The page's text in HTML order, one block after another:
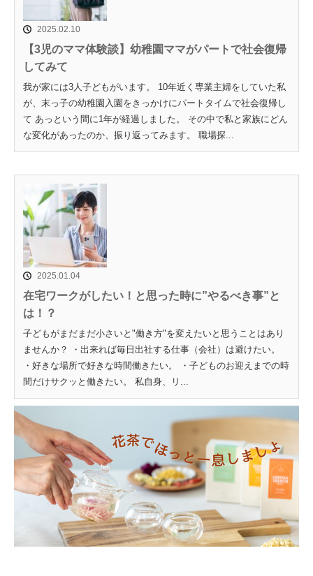
2025.02.10
【3児のママ体験談】幼稚園ママがパートで社会復帰
してみて
我が家には3人子どもがいます。 10年近く専業主婦をしていた私
が、末っ子の幼稚園入園をきっかけにパートタイムで社会復帰し
て あっという間に1年が経過しました。 その中で私と家族にどん
な変化があったのか、振り返ってみます。 職場探...
2025.01.04
在宅ワークがしたい！と思った時に”やるべき事”と
は！？
子どもがまだまだ小さいと"働き方"を変えたいと思うことはあり
ませんか？ ・出来れば毎日出社する仕事（会社）は避けたい。
・好きな場所で好きな時間働きたい。 ・子どものお迎えまでの時
間だけサクッと働きたい。 私自身、リ...